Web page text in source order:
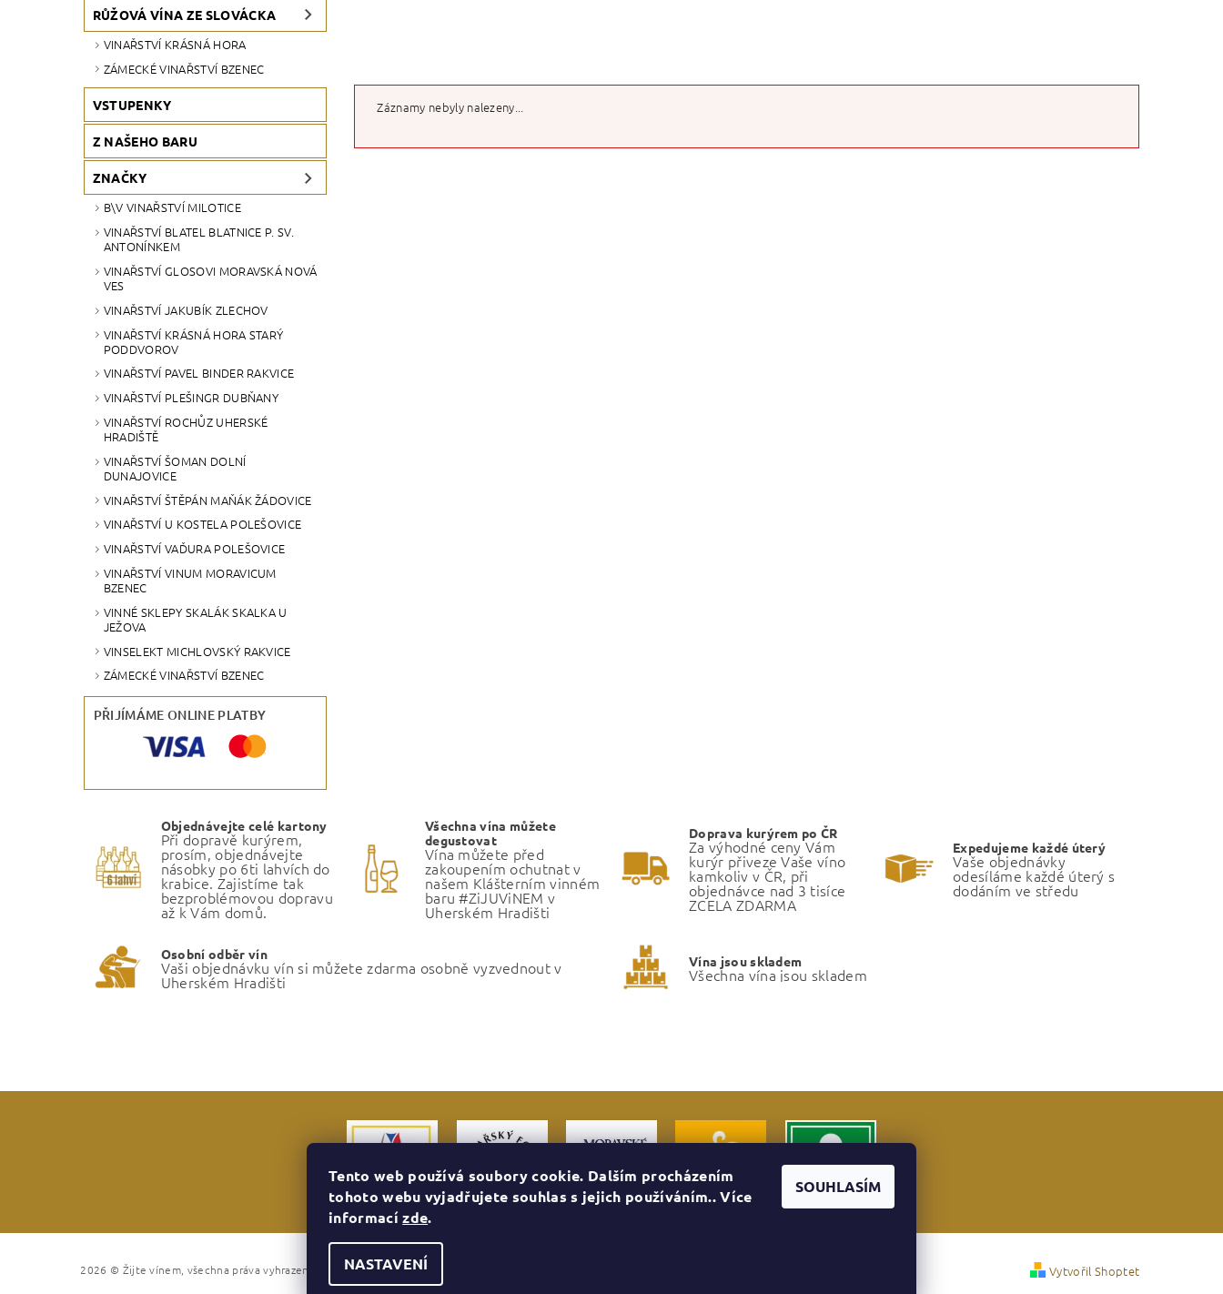
RŮŽOVÁ VÍNA ZE SLOVÁCKA
VINAŘSTVÍ KRÁSNÁ HORA
ZÁMECKÉ VINAŘSTVÍ BZENEC
VSTUPENKY
Z NAŠEHO BARU
ZNAČKY
B\V VINAŘSTVÍ MILOTICE
VINAŘSTVÍ BLATEL BLATNICE P. SV.
ANTONÍNKEM
VINAŘSTVÍ GLOSOVI MORAVSKÁ NOVÁ
VES
VINAŘSTVÍ JAKUBÍK ZLECHOV
VINAŘSTVÍ KRÁSNÁ HORA STARÝ
PODDVOROV
VINAŘSTVÍ PAVEL BINDER RAKVICE
VINAŘSTVÍ PLEŠINGR DUBŇANY
VINAŘSTVÍ ROCHŮZ UHERSKÉ
HRADIŠTĚ
VINAŘSTVÍ ŠOMAN DOLNÍ
DUNAJOVICE
VINAŘSTVÍ ŠTĚPÁN MAŇÁK ŽÁDOVICE
VINAŘSTVÍ U KOSTELA POLEŠOVICE
VINAŘSTVÍ VAĎURA POLEŠOVICE
VINAŘSTVÍ VINUM MORAVICUM
BZENEC
VINNÉ SKLEPY SKALÁK SKALKA U
JEŽOVA
VINSELEKT MICHLOVSKÝ RAKVICE
ZÁMECKÉ VINAŘSTVÍ BZENEC
PŘIJÍMÁME ONLINE PLATBY
Záznamy nebyly nalezeny...
Objednávejte celé kartony
Při dopravě kurýrem,
prosím, objednávejte
násobky po 6ti lahvích do
krabice. Zajistíme tak
bezproblémovou dopravu
až k Vám domů.
Všechna vína můžete
degustovat
Vína můžete před
zakoupením ochutnat v
našem Klášterním vinném
baru #ZiJUViNEM v
Uherském Hradišti
Doprava kurýrem po ČR
Za výhodné ceny Vám
kurýr přiveze Vaše víno
kamkoliv v ČR, při
objednávce nad 3 tisíce
ZCELA ZDARMA
Expedujeme každé úterý
Vaše objednávky
odesíláme každé úterý s
dodáním ve středu
Osobní odběr vín
Vaši objednávku vín si můžete zdarma osobně vyzvednout v
Uherském Hradišti
Vína jsou skladem
Všechna vína jsou skladem
2026 © Žijte vínem, všechna práva vyhrazena Upravit nastavení cookies Vytvořil Shoptet
Tento web používá soubory cookie. Dalším procházením
tohoto webu vyjadřujete souhlas s jejich používáním.. Více
informacízde.
NASTAVENÍ
SOUHLASÍM